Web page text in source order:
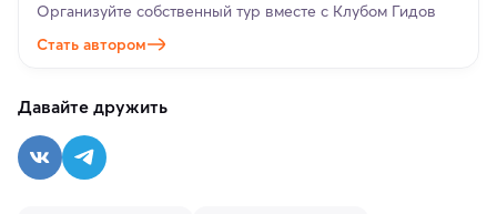
Организуйте собственный тур вместе с Клубом Гидов
Стать автором
Давайте дружить